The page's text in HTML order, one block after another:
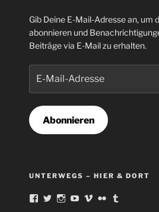
Gib Deine E-Mail-Adresse an, um
abonnieren und
Beiträge via E-Mail zu erhalten.
Mail-
Adresse
Abonnieren
UNTERWEGS – HIER & DORT
ProfilProfilProfilProfilProfilProfil